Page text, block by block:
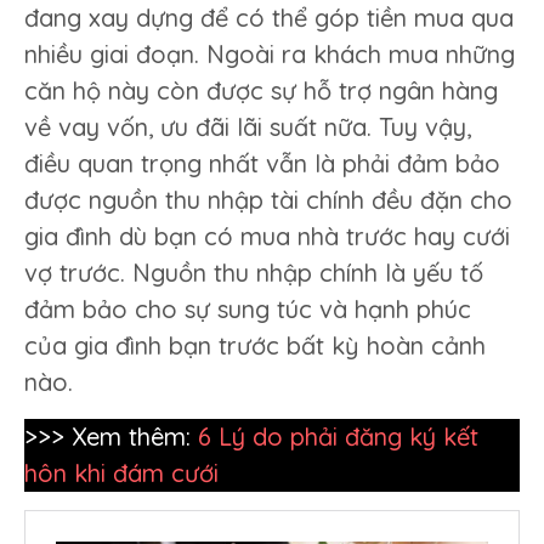
đang xay dựng để có thể góp tiền mua qua
nhiều giai đoạn. Ngoài ra khách mua những
căn hộ này còn được sự hỗ trợ ngân hàng
về vay vốn, ưu đãi lãi suất nữa. Tuy vậy,
điều quan trọng nhất vẫn là phải đảm bảo
được nguồn thu nhập tài chính đều đặn cho
gia đình dù bạn có mua nhà trước hay cưới
vợ trước. Nguồn thu nhập chính là yếu tố
đảm bảo cho sự sung túc và hạnh phúc
của gia đình bạn trước bất kỳ hoàn cảnh
nào.
>>> Xem thêm: 6 Lý do phải đăng ký kết
hôn khi đám cưới